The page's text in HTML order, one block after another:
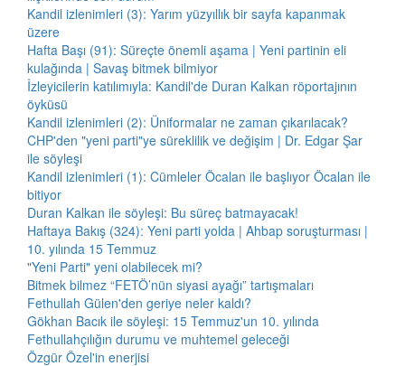
Kandil izlenimleri (3): Yarım yüzyıllık bir sayfa kapanmak
üzere
Hafta Başı (91): Süreçte önemli aşama | Yeni partinin eli
kulağında | Savaş bitmek bilmiyor
İzleyicilerin katılımıyla: Kandil'de Duran Kalkan röportajının
öyküsü
Kandil izlenimleri (2): Üniformalar ne zaman çıkarılacak?
CHP'den "yeni parti"ye süreklilik ve değişim | Dr. Edgar Şar
ile söyleşi
Kandil izlenimleri (1): Cümleler Öcalan ile başlıyor Öcalan ile
bitiyor
Duran Kalkan ile söyleşi: Bu süreç batmayacak!
Haftaya Bakış (324): Yeni parti yolda | Ahbap soruşturması |
10. yılında 15 Temmuz
"Yeni Parti" yeni olabilecek mi?
Bitmek bilmez “FETÖ’nün siyasi ayağı” tartışmaları
Fethullah Gülen'den geriye neler kaldı?
Gökhan Bacık ile söyleşi: 15 Temmuz'un 10. yılında
Fethullahçılığın durumu ve muhtemel geleceği
Özgür Özel'in enerjisi